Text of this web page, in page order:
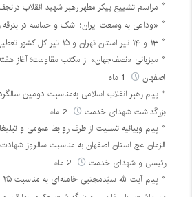
مراسم تشییع پیکر مطهر رهبر شهید انقلاب
«وداعی به وسعت ایران؛ اشک و حماسه در بدرقه
۱۳ و ۱۴ تیر استان تهران و ۱۵ تیر کل کشور تعطیل است
میزبانی «نصف‌جهان» از مکتب مقاومت؛ آغاز
اصفهان
پیام رهبر انقلاب اسلامی به‌مناسبت دومین
بزرگداشت شهدای خدمت
پیام وبیانیه تسلیت از طرف روابط عمومی و
الزمان عج استان اصفهان به مناسبت سالروز
رئیسی و شهدای خدمت